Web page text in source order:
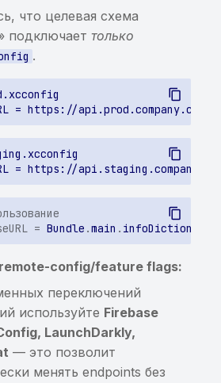
что целевая схема
подключаеттолько
.
= Bundle .main . infoDictionary
config/feature flags:
переключений
используйте Firebase
LaunchDarkly,
— это позволит
менять endpoints без